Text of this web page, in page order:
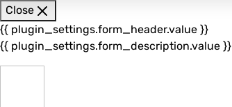
Close
{{ plugin_settings.form_header.value }}
{{ plugin_settings.form_description.value }}